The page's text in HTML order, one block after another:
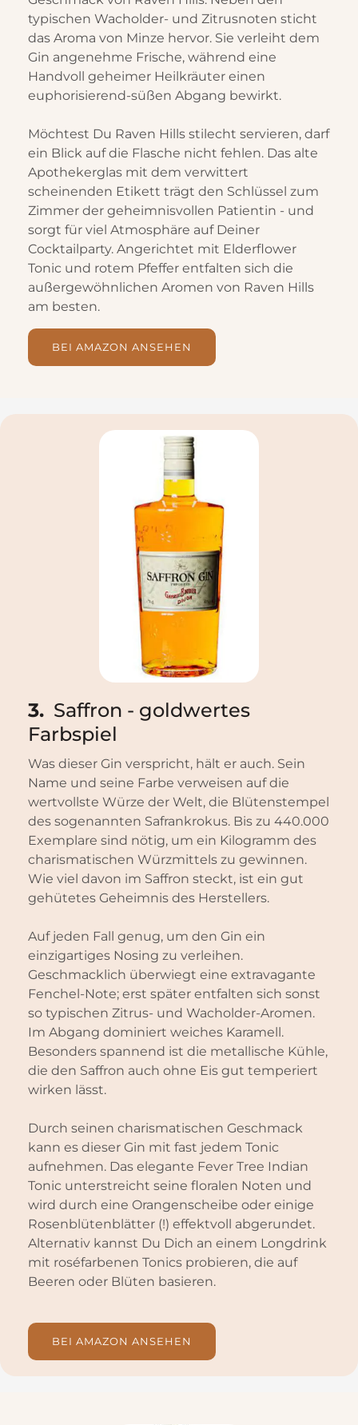
typischen Wacholder- und Zitrusnoten sticht
das Aroma von Minze hervor. Sie verleiht dem
Gin angenehme Frische, während eine
Handvoll geheimer Heilkräuter einen
euphorisierend-süßen Abgang bewirkt.
Möchtest Du Raven Hills stilecht servieren, darf
ein Blick auf die Flasche nicht fehlen. Das alte
Apothekerglas mit dem verwittert
scheinenden Etikett trägt den Schlüssel zum
Zimmer der geheimnisvollen Patientin - und
sorgt für viel Atmosphäre auf Deiner
Cocktailparty. Angerichtet mit Elderflower
Tonic und rotem Pfeffer entfalten sich die
außergewöhnlichen Aromen von Raven Hills
am besten.
BEI AMAZON ANSEHEN
3. Saffron - goldwertes
Farbspiel
Was dieser Gin verspricht, hält er auch. Sein
Name und seine Farbe verweisen auf die
wertvollste Würze der Welt, die Blütenstempel
des sogenannten Safrankrokus. Bis zu 440.000
Exemplare sind nötig, um ein Kilogramm des
charismatischen Würzmittels zu gewinnen.
Wie viel davon im Saffron steckt, ist ein gut
gehütetes Geheimnis des Herstellers.
Auf jeden Fall genug, um den Gin ein
einzigartiges Nosing zu verleihen.
Geschmacklich überwiegt eine extravagante
Fenchel-Note; erst später entfalten sich sonst
so typischen Zitrus- und Wacholder-Aromen.
Im Abgang dominiert weiches Karamell.
Besonders spannend ist die metallische Kühle,
die den Saffron auch ohne Eis gut temperiert
wirken lässt.
Durch seinen charismatischen Geschmack
kann es dieser Gin mit fast jedem Tonic
aufnehmen. Das elegante Fever Tree Indian
Tonic unterstreicht seine floralen Noten und
wird durch eine Orangenscheibe oder einige
Rosenblütenblätter (!) effektvoll abgerundet.
Alternativ kannst Du Dich an einem Longdrink
mit roséfarbenen Tonics probieren, die auf
Beeren oder Blüten basieren.
BEI AMAZON ANSEHEN